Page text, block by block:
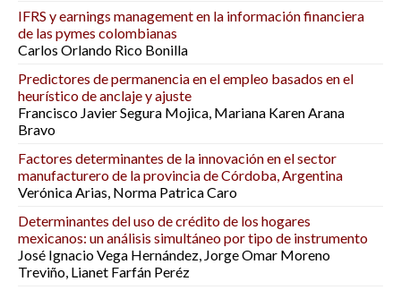
IFRS y earnings management en la información financiera
de las pymes colombianas
Carlos Orlando Rico Bonilla
Predictores de permanencia en el empleo basados en el
heurístico de anclaje y ajuste
Francisco Javier Segura Mojica, Mariana Karen Arana
Bravo
Factores determinantes de la innovación en el sector
manufacturero de la provincia de Córdoba, Argentina
Verónica Arias, Norma Patrica Caro
Determinantes del uso de crédito de los hogares
mexicanos: un análisis simultáneo por tipo de instrumento
José Ignacio Vega Hernández, Jorge Omar Moreno
Treviño, Lianet Farfán Peréz